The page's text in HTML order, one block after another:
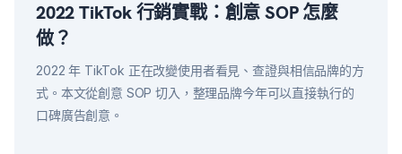
2022 TikTok 行銷實戰：創意 SOP 怎麼
做？
2022 年 TikTok 正在改變使用者看見、查證與相信品牌的方
式。本文從創意 SOP 切入，整理品牌今年可以直接執行的
口碑廣告創意。